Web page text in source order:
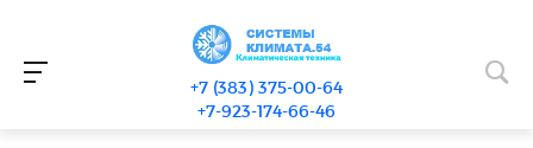
+7 (383) 375-00-64
+7-923-174-66-46